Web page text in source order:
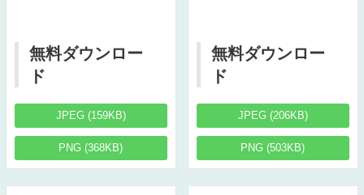
無料ダウンロー
ド
JPEG (159KB)
PNG (368KB)
無料ダウンロー
ド
JPEG (206KB)
PNG (503KB)